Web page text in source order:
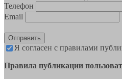
Телефон
Email
Отправить
Я согласен с правилами
Правила публикации